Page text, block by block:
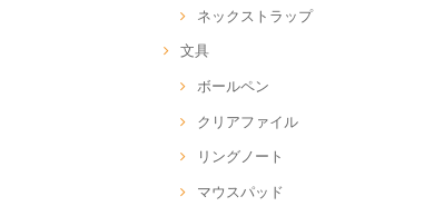
ネックストラップ
文具
ボールペン
クリアファイル
リングノート
マウスパッド